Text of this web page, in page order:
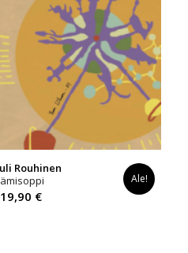
Rouhinen
19,90 €Nykyinen
Ale!